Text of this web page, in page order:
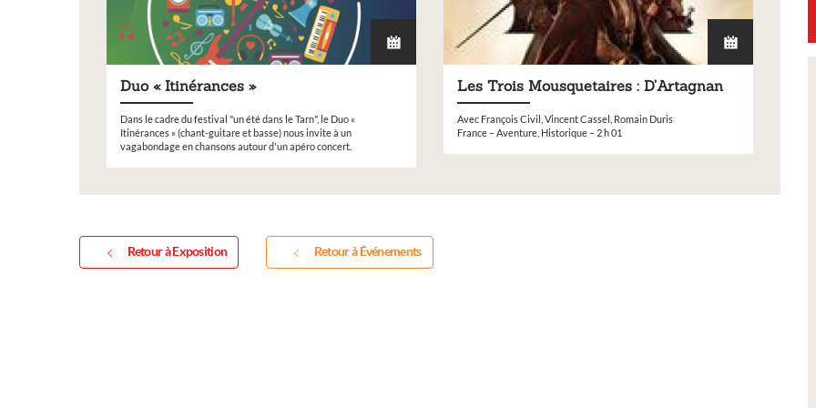
Duo « Itinérances »
Dans le cadre du festival "un été dans le Tarn", le Duo «
Itinérances » (chant-guitare et basse) nous invite à un
vagabondage en chansons autour d'un apéro concert.
Les Trois Mousquetaires : D’Artagnan
Avec François Civil, Vincent Cassel, Romain Duris
France – Aventure, Historique – 2 h 01
Retour à Exposition Retour à Événements
Exposition Petite Ville de Demain